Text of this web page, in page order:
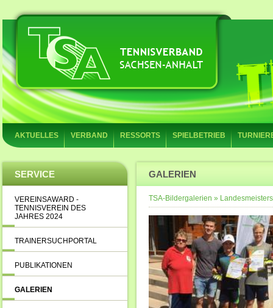
AKTUELLES VERBAND RESSORTS SPIELBETRIEB
SERVICE
VEREINSAWARD -
TENNISVEREIN DES
JAHRES 2024
TRAINERSUCHPORTAL
PUBLIKATIONEN
GALERIEN
GALERIEN
TSA-Bildergalerien »